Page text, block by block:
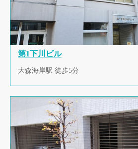
第1下川ビル
大森海岸駅 徒歩5分